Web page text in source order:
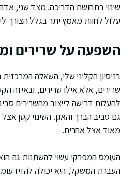
שינוי בתחושת הדריכה. מצד שני,
עלול לחוות מאמץ יתר בגלל הצורך
השפעה על שרירים
בניסיון הקליני שלי, השאלה
להעלות דרישה לייצוב מהשרירים
גם סביב הברך והאגן. השינוי קטן
מאוד אצל אחרים.
העומס המפרקי עשוי להשתנות גם
העברת המשקל, היא יכולה להזיז